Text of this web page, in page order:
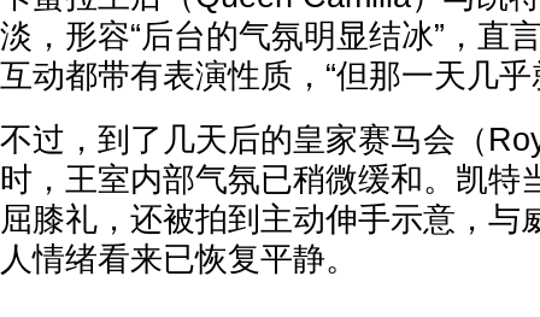
淡，形容“后台的气氛明显结冰”，直
互动都带有表演性质，“但那一天几
不过，到了几天后的皇家赛马会（
时，王室内部气氛已稍微缓和。凯特
屈膝礼，还被拍到主动伸手示意，与
人情绪看来已恢复平静。